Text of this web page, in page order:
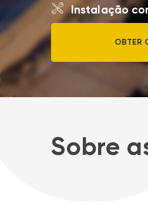
Instalação
OBTER
Sobre